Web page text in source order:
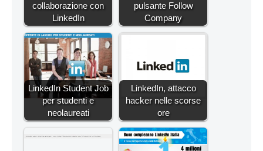
collaborazione con
LinkedIn
pulsante Follow
Company
LinkedIn Student Job
per studenti e
neolaureati
LinkedIn, attacco
hacker nelle scorse
ore